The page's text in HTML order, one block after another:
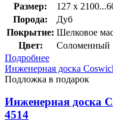
Размер:
127 x
Порода:
Дуб
Покрытие: Шелковое
Цвет:
Соломенный
Подробнее
Инженерная доска
Подложка в подарок
Инженерная доска
4514